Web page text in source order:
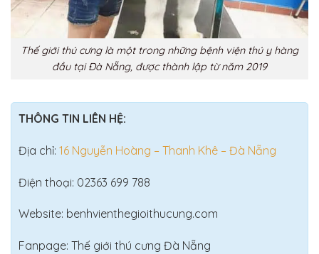
Thế giới thú cưng là một trong những bệnh viện thú y hàng
đầu tại Đà Nẵng, được thành lập từ năm 2019
THÔNG TIN LIÊN HỆ:
Địa chỉ: 16 Nguyễn Hoàng – Thanh Khê – Đà Nẵng
Điện thoại: 02363 699 788
Website: benhvienthegioithucung.com
Fanpage: Thế giới thú cưng Đà Nẵng